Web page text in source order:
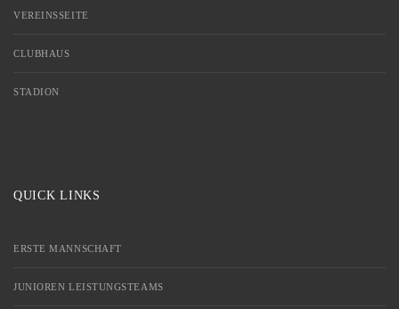
VEREINSSEITE
CLUBHAUS
STADION
QUICK LINKS
ERSTE MANNSCHAFT
JUNIOREN LEISTUNGSTEAMS